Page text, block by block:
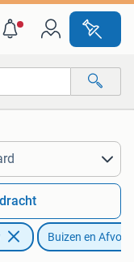
Buizen en Afvoer